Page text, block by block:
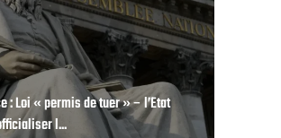
: Loi « permis de tuer » – l’Etat
l...